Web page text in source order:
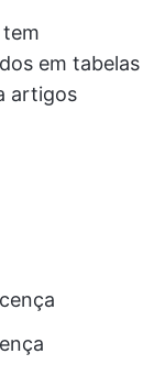
em tabelas
artigos